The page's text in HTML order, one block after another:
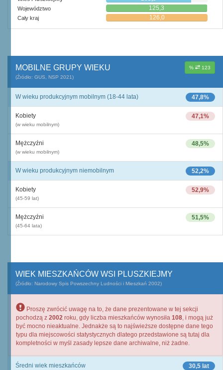
Województwo 125,3
Cały kraj 126,0
% 123
MOBILNE GRUPY WIEKU
(Źródło: GUS, NSP 2021)
47,8%
W wieku produkcyjnym mobilnym (18-44 lata)
47,1%
Kobiety
(w wieku mobilnym)
48,5%
Mężczyźni
(w wieku mobilnym)
52,2%
W wieku produkcyjnym niemobilnym
52,9%
Kobiety
(45-59 lat)
51,5%
Mężczyźni
(45-64 lata)
WIEK MIESZKAŃCÓW WSI PLUSZKIEJMY
(Źródło: Narodowy Spis Powszechny Ludności i Mieszkań 2002)
Proszę zwrócić uwagę na to, że dane prezentowane w tej sekcji
pochodzą z 2002 roku, gdy liczba mieszkańców wynosiła 108, i mogą już
być mocno nieaktualne. Jednakże są to najświeższe dostępne dane tego
typu dla miejscowości statystycznych dlatego przedstawione są tutaj dla
kompletności w myśl zasady lepsze dane archiwalne, niż żadne.
30,5 lat
Średni wiek mieszkańców